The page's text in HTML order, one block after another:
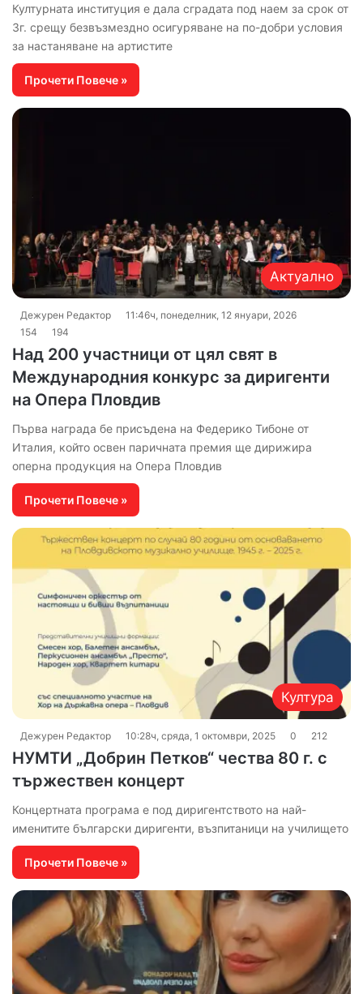
Културната институция е дала сградата под наем за срок от
3г. срещу безвъзмездно осигуряване на по-добри условия
за настаняване на артистите
Прочети Повече »
Актуално
Дежурен Редактор
11:46ч, понеделник, 12 януари, 2026
154
194
Над 200 участници от цял свят в
Международния конкурс за диригенти
на Опера Пловдив
Първа награда бе присъдена на Федерико Тибоне от
Италия, който освен паричната премия ще дирижира
оперна продукция на Опера Пловдив
Прочети Повече »
Култура
Дежурен Редактор 10:28ч, сряда, 1 октомври, 2025 0 212
НУМТИ „Добрин Петков“ чества 80 г. с
тържествен концерт
Концертната програма е под диригентството на най-
именитите български диригенти, възпитаници на училището
Прочети Повече »